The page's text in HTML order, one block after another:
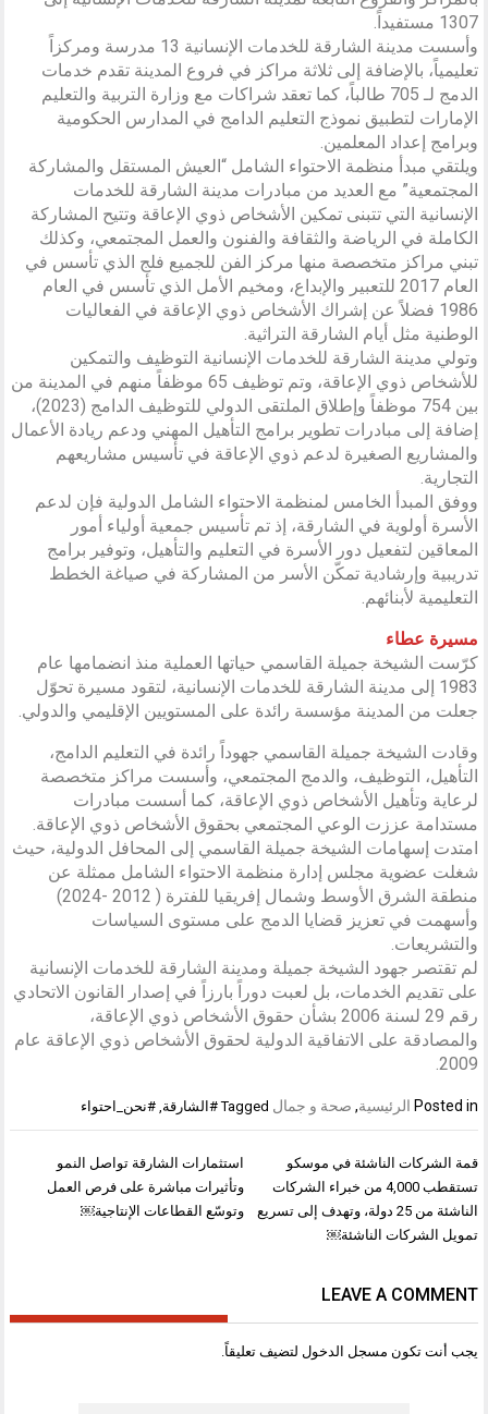
1307 مستفيداً.
وأسست مدينة الشارقة للخدمات الإنسانية 13 مدرسة ومركزاً
تعليمياً، بالإضافة إلى ثلاثة مراكز في فروع المدينة تقدم خدمات
الدمج لـ 705 طالباً، كما تعقد شراكات مع وزارة التربية والتعليم
الإمارات لتطبيق نموذج التعليم الدامج في المدارس الحكومية
وبرامج إعداد المعلمين.
ويلتقي مبدأ منظمة الاحتواء الشامل “العيش المستقل والمشاركة
المجتمعية” مع العديد من مبادرات مدينة الشارقة للخدمات
الإنسانية التي تتبنى تمكين الأشخاص ذوي الإعاقة وتتيح المشاركة
الكاملة في الرياضة والثقافة والفنون والعمل المجتمعي، وكذلك
تبني مراكز متخصصة منها مركز الفن للجميع فلج الذي تأسس في
العام 2017 للتعبير والإبداع، ومخيم الأمل الذي تأسس في العام
1986 فضلاً عن إشراك الأشخاص ذوي الإعاقة في الفعاليات
الوطنية مثل أيام الشارقة التراثية.
وتولي مدينة الشارقة للخدمات الإنسانية التوظيف والتمكين
للأشخاص ذوي الإعاقة، وتم توظيف 65 موظفاً منهم في المدينة من
بين 754 موظفاً وإطلاق الملتقى الدولي للتوظيف الدامج (2023)،
إضافة إلى مبادرات تطوير برامج التأهيل المهني ودعم ريادة الأعمال
والمشاريع الصغيرة لدعم ذوي الإعاقة في تأسيس مشاريعهم
التجارية.
ووفق المبدأ الخامس لمنظمة الاحتواء الشامل الدولية فإن لدعم
الأسرة أولوية في الشارقة، إذ تم تأسيس جمعية أولياء أمور
المعاقين لتفعيل دور الأسرة في التعليم والتأهيل، وتوفير برامج
تدريبية وإرشادية تمكّن الأسر من المشاركة في صياغة الخطط
التعليمية لأبنائهم.
مسيرة عطاء
كرّست الشيخة جميلة القاسمي حياتها العملية منذ انضمامها عام
1983 إلى مدينة الشارقة للخدمات الإنسانية، لتقود مسيرة تحوّل
جعلت من المدينة مؤسسة رائدة على المستويين الإقليمي والدولي.
وقادت الشيخة جميلة القاسمي جهوداً رائدة في التعليم الدامج،
التأهيل، التوظيف، والدمج المجتمعي، وأسست مراكز متخصصة
لرعاية وتأهيل الأشخاص ذوي الإعاقة، كما أسست مبادرات
مستدامة عززت الوعي المجتمعي بحقوق الأشخاص ذوي الإعاقة.
امتدت إسهامات الشيخة جميلة القاسمي إلى المحافل الدولية، حيث
شغلت عضوية مجلس إدارة منظمة الاحتواء الشامل ممثلة عن
منطقة الشرق الأوسط وشمال إفريقيا للفترة ( 2012 -2024)
وأسهمت في تعزيز قضايا الدمج على مستوى السياسات
والتشريعات.
لم تقتصر جهود الشيخة جميلة ومدينة الشارقة للخدمات الإنسانية
على تقديم الخدمات، بل لعبت دوراً بارزاً في إصدار القانون الاتحادي
رقم 29 لسنة 2006 بشأن حقوق الأشخاص ذوي الإعاقة،
والمصادقة على الاتفاقية الدولية لحقوق الأشخاص ذوي الإعاقة عام
2009.
Posted in الرئيسية, صحة و جمال Tagged #الشارقة ,#نحن_احتواء
تصفّح
المقالات
استثمارات الشارقة تواصل النمو
وتأثيرات مباشرة على فرص العمل
وتوسّع القطاعات الإنتاجية￼
قمة الشركات الناشئة في موسكو
تستقطب 4,000 من خبراء الشركات
الناشئة من 25 دولة، وتهدف إلى تسريع
تمويل الشركات الناشئة￼
LEAVE A COMMENT
يجب أنت تكون مسجل الدخول لتضيف تعليقاً.